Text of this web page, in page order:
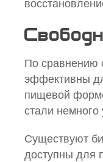
По сравнению
эффективны
пищевой
стали немного
Существуют
доступны для